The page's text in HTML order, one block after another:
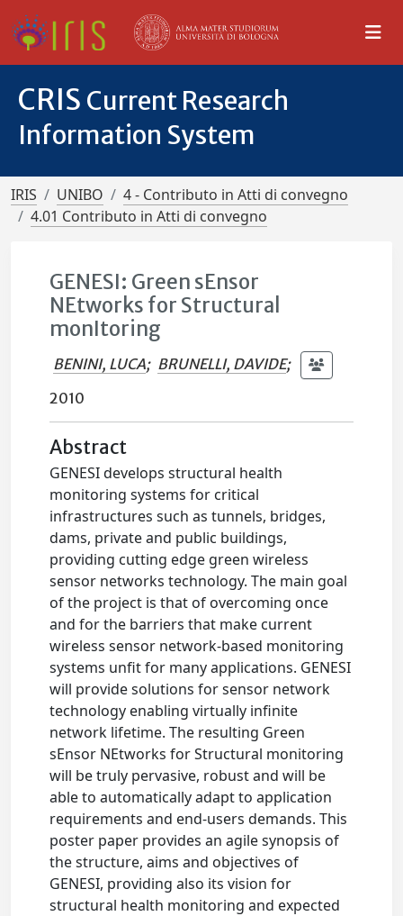
CRIS Current Research
Information System
IRIS UNIBO
4 - Contributo in Atti di convegno
4.01 Contributo in Atti di convegno
GENESI: Green sEnsor
NEtworks for Structural
monItoring
BENINI, LUCA; BRUNELLI, DAVIDE;
2010
Abstract
GENESI develops structural health
monitoring systems for critical
infrastructures such as tunnels, bridges,
dams, private and public buildings,
providing cutting edge green wireless
sensor networks technology. The main goal
of the project is that of overcoming once
and for the barriers that make current
wireless sensor network-based monitoring
systems unfit for many applications. GENESI
will provide solutions for sensor network
technology enabling virtually infinite
network lifetime. The resulting Green
sEnsor NEtworks for Structural monitoring
will be truly pervasive, robust and will be
able to automatically adapt to application
requirements and end-users demands. This
poster paper provides an agile synopsis of
the structure, aims and objectives of
GENESI, providing also its vision for
structural health monitoring and expected